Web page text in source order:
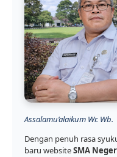
Assalamu’alaikum Wr. Wb.
Dengan penuh rasa
baru websiteSMA